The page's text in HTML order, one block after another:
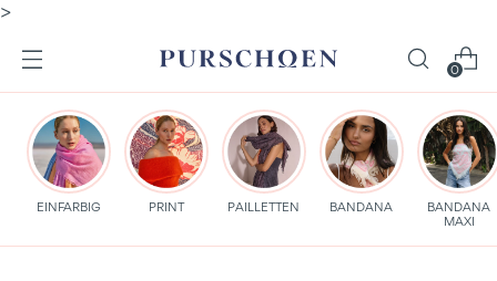
>
0
EINFARBIG PRINT PAILLETTEN BANDANA
BANDANA
MAXI